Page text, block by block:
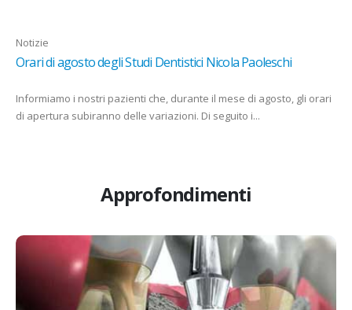
Notizie
Orari di agosto degli Studi Dentistici Nicola Paoleschi
Informiamo i nostri pazienti che, durante il mese di agosto, gli orari
di apertura subiranno delle variazioni. Di seguito i...
Approfondimenti
Implantologia